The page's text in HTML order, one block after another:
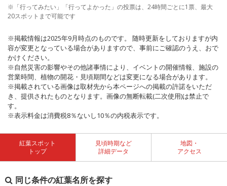
※「行ってみたい」「行ってよかった」の投票は、24時間ごとに1票、最大
20スポットまで可能です
※掲載情報は2025年9月時点のものです。 随時更新をしておりますが内
容が変更となっている場合がありますので、事前にご確認のうえ、おで
かけください。
※自然災害の影響やその他諸事情により、イベントの開催情報、施設の
営業時間、植物の開花・見頃期間などは変更になる場合があります。
※掲載されている画像は取材先から本ページへの掲載の許諾をいただ
き、提供されたものとなります。画像の無断転載(二次使用)は禁止で
す。
※表示料金は消費税8％ないし10％の内税表示です。
紅葉スポット
トップ
見頃時期など
詳細データ
地図・
アクセス
同じ条件の紅葉名所を探す